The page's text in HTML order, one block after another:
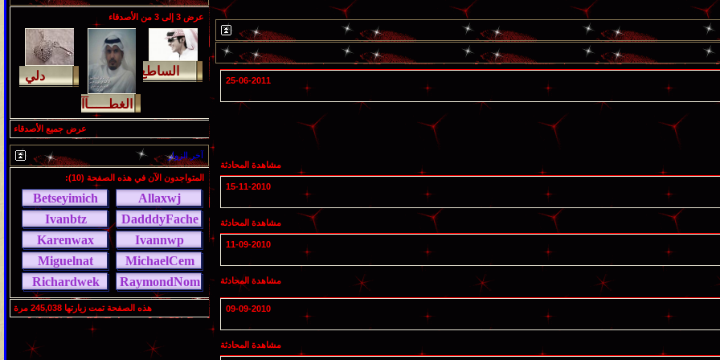
كاتب الموضوع مشاركات المشاهدات
آخر مشاركة
الأمير 1458085 آخر رد:محمد الخضيري
كاتب الموضوع مشاركات المشاهدات
آخر مشاركة
سعود البسام 1324
639358 احمد جابر
كاتب الموضوع مشاركات المشاهدات
آخر مشاركة
زعيم الملتقى آخر رد:خلف المهدي
كاتب الموضوع مشاركات المشاهدات
آخر مشاركة
أبو عبدالله البسام 17
96020 آخر رد:ابن صلفيق
كاتب الموضوع مشاركات المشاهدات
آخر مشاركة
ܓܨ
100245 آخر رد:الميآسية
25-06-2011
مشاهدة المحادثة
15-11-2010
مشاهدة المحادثة
11-09-2010
مشاهدة المحادثة
09-09-2010
مشاهدة المحادثة
عرض 3 إلى 3 من الأصدقاء
عرض جميع الأصدقاء
آخر الزوار
المتواجدون الآن في هذه الصفحة (10):
هذه الصفحة تمت زيارتها 245,038 مرة